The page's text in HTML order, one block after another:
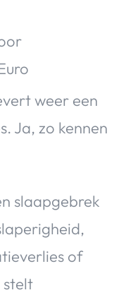
weer een
Ja, zo kennen
slaapgebrek
of
stelt